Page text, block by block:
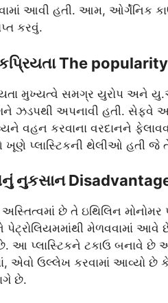
આવી હતી. આમ, ઓર્ગેનિક
કરવું.
The
મુખ્યત્વે સમગ્ર યુરોપ અને
ઝડપથી અપનાવી હતી. સેફવે
વહન કરવાના વરદાનને
પ્લાસ્ટિકની થેલીઓ હતી જે
નુકસાન
અસ્તિત્વમાં છે તે ઇથિલિન
પેટ્રોલિયમમાંથી મેળવવામાં
છે. આ પ્લાસ્ટિકને ટકાઉ બનાવે
ઉલ્લેખ કરવામાં આવ્યો છે કે
છે.